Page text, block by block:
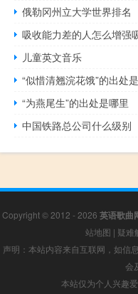
俄勒冈州立大学世界排名
吸收能力差的人怎么增强
儿童英文音乐
“似惜清翘浣花饿”的出处
“为燕尾生”的出处是哪里
中国铁路总公司什么级别
Copyright © 2012 - 2026 英语歌曲
站地图 | 疑难
声明：本站内容来自互联网，如信
会
本站仅为个人兴趣